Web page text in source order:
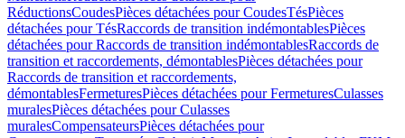
RéductionsCoudesPièces détachées pour CoudesTésPièces
détachées pour TésRaccords de transition indémontablesPièces
détachées pour Raccords de transition indémontablesRaccords de
transition et raccordements, démontablesPièces détachées pour
Raccords de transition et raccordements,
démontablesFermeturesPièces détachées pour FermeturesCulasses
muralesPièces détachées pour Culasses
muralesCompensateursPièces détachées pour